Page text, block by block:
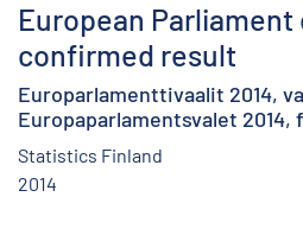
European Parliament
confirmed result
Europarlamenttivaalit 2014,
Europaparlamentsvalet
Statistics Finland
2014